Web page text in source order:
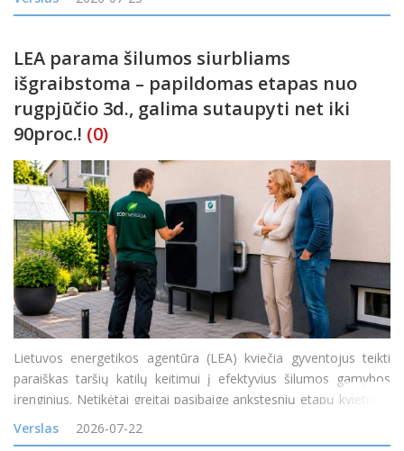
tam tikrų neapmokestinamųjų pajamų, nuo 2026 m. liepos 1 d.
LEA parama šilumos siurbliams
išgraibstoma – papildomas etapas nuo
rugpjūčio 3d., galima sutaupyti net iki
90proc.! (0)
Lietuvos energetikos agentūra (LEA) kviečia gyventojus teikti
paraiškas taršių katilų keitimui į efektyvius šilumos gamybos
įrenginius. Netikėtai greitai pasibaigę ankstesnių etapų kvietimai
rodo itin didelį gyventojų susidomėjimą naujais ir efektyviais
šilumos siurbliais
Verslas 2026-07-22